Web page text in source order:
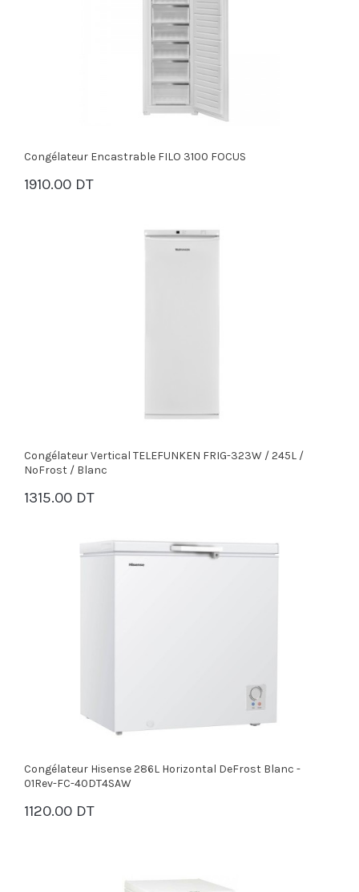
Congélateur Encastrable FILO 3100 FOCUS
1910.00 DT
PANIER
Congélateur Vertical TELEFUNKEN FRIG-323W / 245L /
NoFrost / Blanc
1315.00 DT
PANIER
Congélateur Hisense 286L Horizontal DeFrost Blanc -
01Rev-FC-40DT4SAW
1120.00 DT
PANIER